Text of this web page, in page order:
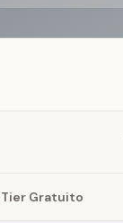
Tier Gratuito